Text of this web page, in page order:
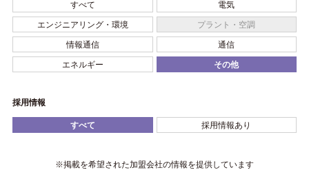
すべて 電気
エンジニアリング・環境 プラント・空調
情報通信 通信
エネルギー その他
採用情報
すべて 採用情報あり
※掲載を希望された加盟会社の情報を提供しています